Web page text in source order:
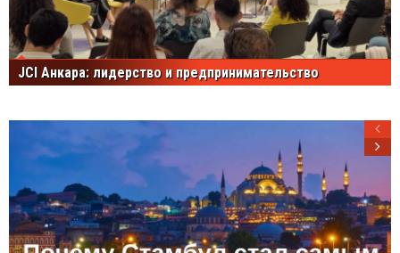
JCI Анкара: лидерство и предпринимательство